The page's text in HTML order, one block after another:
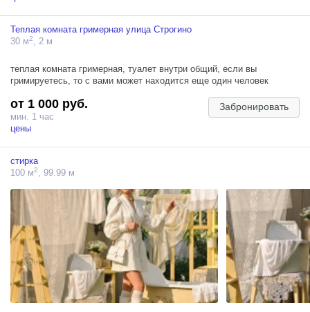
Теплая комната гримерная улица Строгино
30 м2, 2 м
теплая комната гримерная, туалет внутри общий, если вы
гримируетесь, то с вами может находится еще один человек
от 1 000 руб.
мин. 1 час
цены
Забронировать
стирка
100 м2, 99.99 м